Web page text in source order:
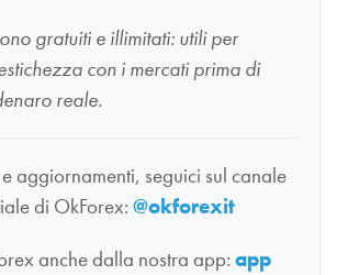
gratuiti e illimitati: utili per
con i mercati prima di
reale.
aggiornamenti, seguici sul canale
di OkForex: @okforexit
anche dalla nostra app: app